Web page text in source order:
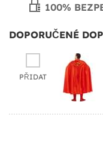
100%
DOPORUČENÉ
PŘIDAT